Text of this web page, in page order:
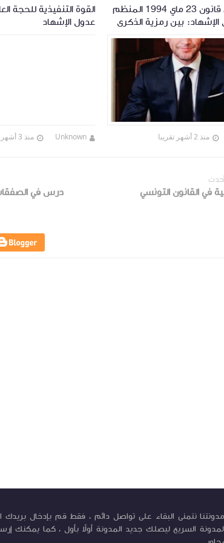
32 سنة على قانون 23 ماي 1994 المنظم
بين رمزية الذكرى
منذ 2 أشهر تقريبا
القوة التنفيذية للحجة
عدول الإشهاد
Unknown منذ 3 أشهر تقريبا
في القانون التونسي درس في
نتمنى البقاء على تواصل دائم ، فقط قم بإدخال بريدك
السريع ليصلك جديد المدونة أولاً بأول ، كما يمكنك